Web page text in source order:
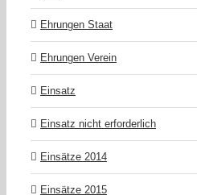
Ehrungen Staat
Ehrungen Verein
Einsatz
Einsatz nicht erforderlich
Einsätze 2014
Einsätze 2015